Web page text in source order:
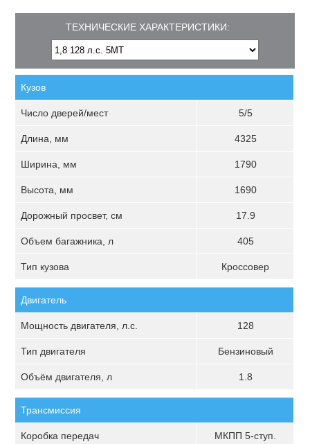
ТЕХНИЧЕСКИЕ ХАРАКТЕРИСТИКИ:
Кузов
Число дверей/мест 5/5
Длина, мм 4325
Ширина, мм 1790
Высота, мм 1690
Дорожный просвет, см 17.9
Объем багажника, л 405
Тип кузова Кроссовер
Двигатель
Мощность двигателя, л.с. 128
Тип двигателя Бензиновый
Объём двигателя, л 1.8
Трансмиссия
Коробка передач МКПП 5-ступ.